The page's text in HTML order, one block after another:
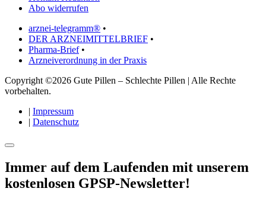
Abo widerrufen
arznei-telegramm® •
DER ARZNEIMITTELBRIEF •
Pharma-Brief•
Arzneiverordnung in der Praxis
Copyright ©2026 Gute Pillen – Schlechte Pillen | Alle Rechte
vorbehalten.
| Impressum
| Datenschutz
Immer auf dem Laufenden mit unserem
kostenlosen GPSP-Newsletter!